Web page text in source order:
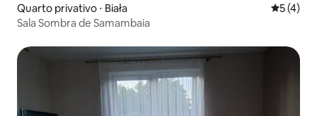
Quarto privativo ⋅ Biała 5 de
5 (4)
Sala Sombra de Samambaia